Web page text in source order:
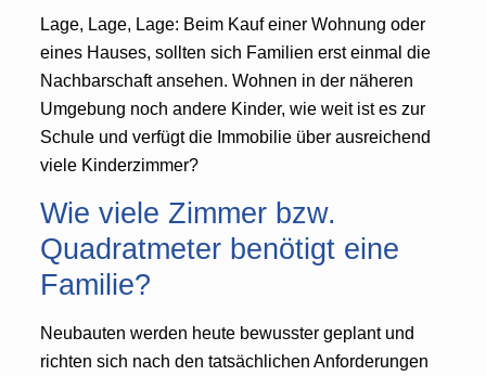
Lage, Lage, Lage: Beim Kauf einer Wohnung oder
eines Hauses, sollten sich Familien erst einmal die
Nachbarschaft ansehen. Wohnen in der näheren
Umgebung noch andere Kinder, wie weit ist es zur
Schule und verfügt die Immobilie über ausreichend
viele Kinderzimmer?
Wie viele Zimmer bzw.
Quadratmeter benötigt eine
Familie?
Neubauten werden heute bewusster geplant und
richten sich nach den tatsächlichen Anforderungen